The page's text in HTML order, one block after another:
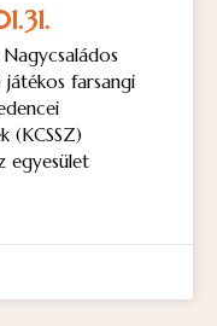
játékos farsangi
(KCSSZ)
egyesület